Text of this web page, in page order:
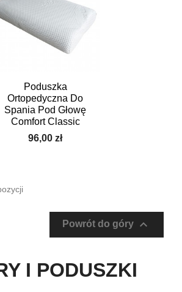
Poduszka
Ortopedyczna Do
Spania Pod Głowę
Comfort Classic
96,00 zł
Powrót do góry 
I PODUSZKI